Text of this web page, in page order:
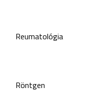
Reumatológia
Röntgen